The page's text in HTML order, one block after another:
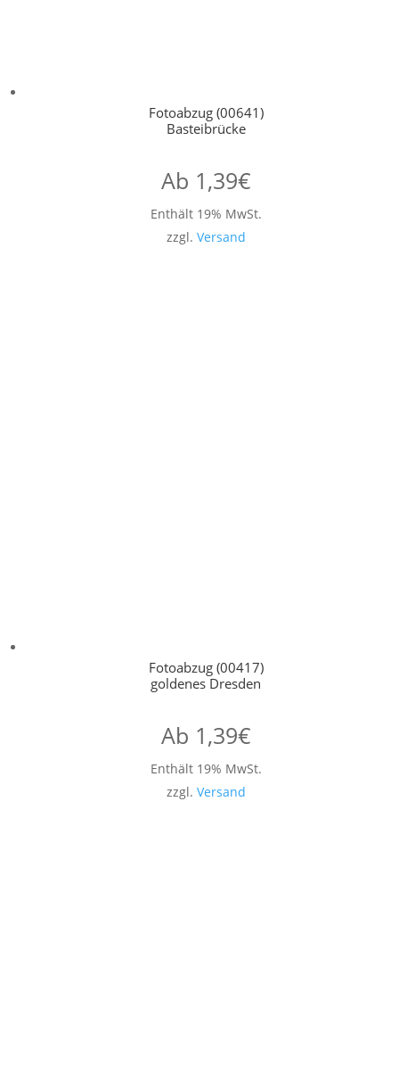
Fotoabzug (00641)
Basteibrücke
Ab 1,39€
Enthält 19% MwSt.
zzgl. Versand
Fotoabzug (00417)
goldenes Dresden
Ab 1,39€
Enthält 19% MwSt.
zzgl. Versand